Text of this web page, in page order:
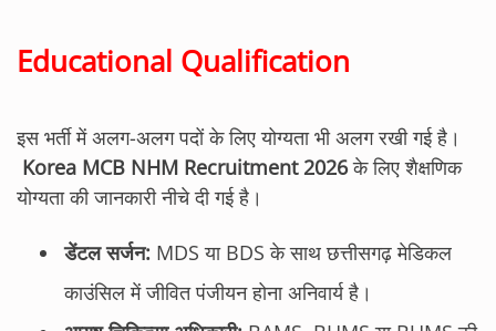
Educational Qualification
इस भर्ती में अलग-अलग पदों के लिए योग्यता भी अलग रखी गई है।
Korea MCB NHM Recruitment 2026के लिए शैक्षणिक
योग्यता की जानकारी नीचे दी गई है।
डेंटल सर्जन: MDS या BDS के साथ छत्तीसगढ़ मेडिकल
काउंसिल में जीवित पंजीयन होना अनिवार्य है।